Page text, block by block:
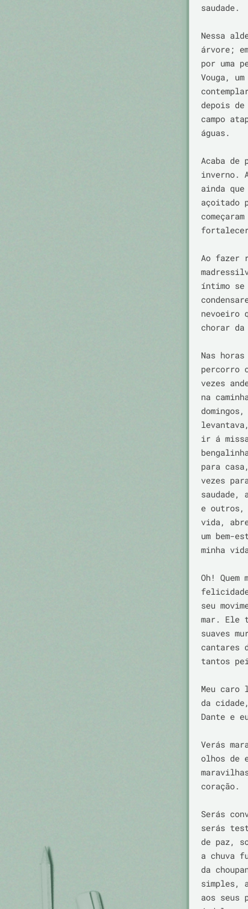
saudade.
Nessa
árvore;
por uma
Vouga,
depois de
campo
águas.
Acaba de
inverno.
ainda
açoitado
fortalecer
Ao fazer
íntimo se
nevoeiro
chorar da
Nas
percorro
vezes
na
ir á
para
vezes
e outros,
vida,
um bem-
minha
Oh!
seu
mar. Ele
suaves
cantares
tantos
Meu
da
Dante e
Verás
olhos de
coração.
Serás
serás
de paz,
a chuva
da
simples,
aos seus